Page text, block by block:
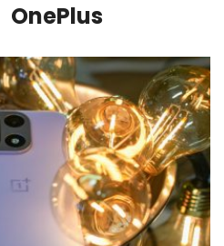
OnePlus